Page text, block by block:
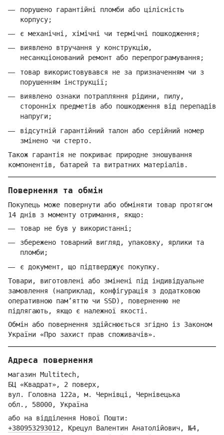
порушено гарантійні пломби або цілісність
корпусу;
є механічні, хімічні чи термічні пошкодження;
виявлено втручання у конструкцію,
несанкціонований ремонт або перепрограмування;
товар використовувався не за призначенням чи з
порушенням інструкції;
виявлено ознаки потрапляння рідини, пилу,
сторонніх предметів або пошкодження від перепадів
напруги;
відсутній гарантійний талон або серійний номер
змінено чи стерто.
Також гарантія не покриває природне зношування
компонентів, батарей та витратних матеріалів.
Повернення та обмін
Покупець може повернути або обміняти товар протягом
14 днів з моменту отримання, якщо:
товар не був у використанні;
збережено товарний вигляд, упаковку, ярлики та
пломби;
є документ, що підтверджує покупку.
Товари, виготовлені або змінені під індивідуальне
замовлення (наприклад, конфігурація з додатковою
оперативною пам’яттю чи SSD), поверненню не
підлягають, якщо є належної якості.
Обмін або повернення здійснюється згідно із Законом
України «Про захист прав споживачів».
Адреса повернення
магазин Multitech,
БЦ «Квадрат», 2 поверх,
вул. Головна 122а, м. Чернівці, Чернівецька
обл., 58000, Україна
або на відділення Нової Пошти:
+380953293012 , Крецул Валентин Анатолійович, №4,